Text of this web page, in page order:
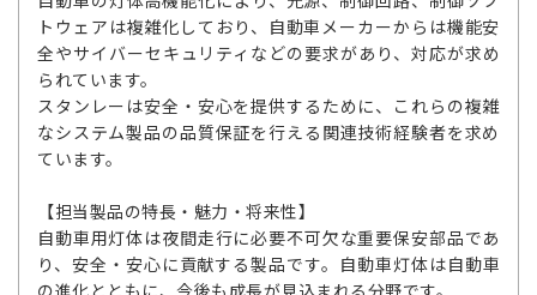
トウェアは複雑化しており、自動車メーカーからは機能安
全やサイバーセキュリティなどの要求があり、対応が求め
られています。
スタンレーは安全・安心を提供するために、これらの複雑
なシステム製品の品質保証を行える関連技術経験者を求め
ています。
【担当製品の特長・魅力・将来性】
自動車用灯体は夜間走行に必要不可欠な重要保安部品であ
り、安全・安心に貢献する製品です。自動車灯体は自動車
の進化とともに、今後も成長が見込まれる分野です。